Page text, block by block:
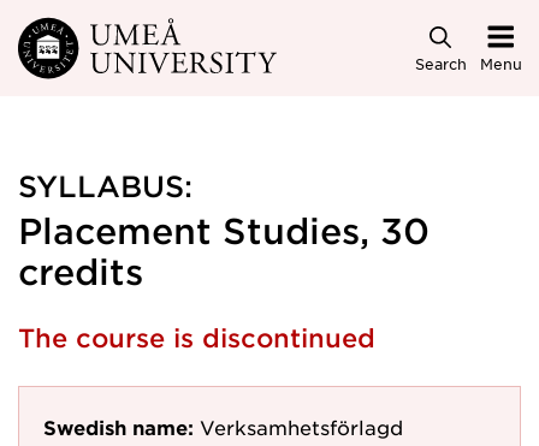
Skip to main content
Search Menu
SYLLABUS:
Placement Studies, 30
credits
The course is discontinued
Swedish name: Verksamhetsförlagd